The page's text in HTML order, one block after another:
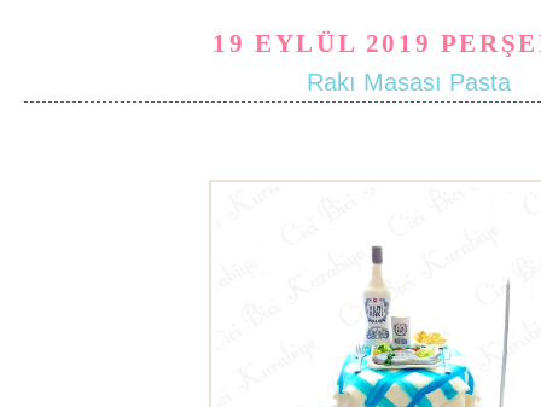
19 EYLÜL 2019
Rakı Masası Pasta